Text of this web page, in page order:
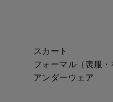
スカート
フォーマル（喪服・
アンダーウェア